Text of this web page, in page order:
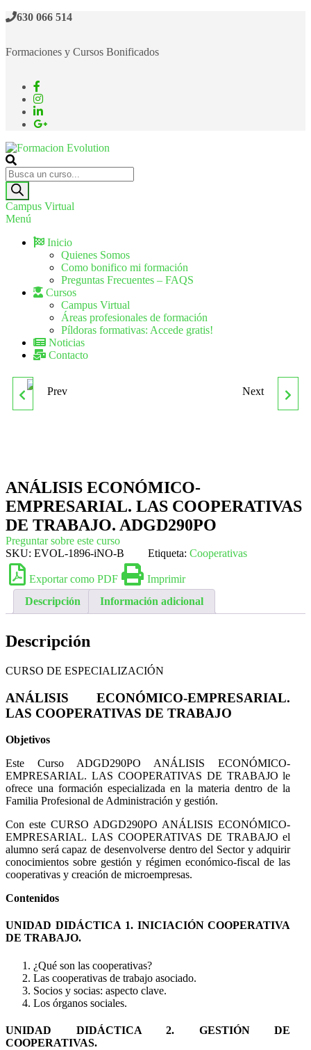
630 066 514
Formaciones y Cursos Bonificados
Formacion Evolution
Cursos de formación continua
Campus Virtual
Menú
Inicio
Quienes Somos
Como bonifico mi formación
Preguntas Frecuentes – FAQS
Cursos
Campus Virtual
Áreas profesionales de formación
Píldoras formativas: Accede gratis!
Noticias
Contacto
Prev GESTION DE SITIOS
Next
ANÁLISIS ECONÓMICO-
EMPRESARIAL. LAS COOPERATIVAS
DE TRABAJO. ADGD290PO
Preguntar sobre este curso
SKU: EVOL-1896-iNO-B Etiqueta: Cooperativas
Exportar como PDF
Imprimir
Descripción
Información adicional
Descripción
CURSO DE ESPECIALIZACIÓN
ANÁLISIS ECONÓMICO-EMPRESARIAL.
LAS COOPERATIVAS DE TRABAJO
Objetivos
Este Curso ADGD290PO ANÁLISIS ECONÓMICO-
EMPRESARIAL. LAS COOPERATIVAS DE TRABAJO le
ofrece una formación especializada en la materia dentro de la
Familia Profesional de Administración y gestión.
Con este CURSO ADGD290PO ANÁLISIS ECONÓMICO-
EMPRESARIAL. LAS COOPERATIVAS DE TRABAJO el
alumno será capaz de desenvolverse dentro del Sector y adquirir
conocimientos sobre gestión y régimen económico-fiscal de las
cooperativas y creación de microempresas.
Contenidos
UNIDAD DIDÁCTICA 1. INICIACIÓN COOPERATIVA
DE TRABAJO.
¿Qué son las cooperativas?
Las cooperativas de trabajo asociado.
Socios y socias: aspecto clave.
Los órganos sociales.
UNIDAD DIDÁCTICA 2. GESTIÓN DE
COOPERATIVAS.